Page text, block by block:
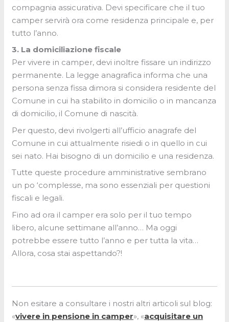
compagnia assicurativa. Devi specificare che il tuo
camper servirà ora come residenza principale e, per
tutto l’anno.
3. La domiciliazione fiscale
Per vivere in camper, devi inoltre fissare un indirizzo
permanente. La legge anagrafica informa che una
persona senza fissa dimora si considera residente del
Comune in cui ha stabilito in domicilio o in mancanza
di domicilio, il Comune di nascità.
Per questo, devi rivolgerti all’ufficio anagrafe del
Comune in cui attualmente risiedi o in quello in cui
sei nato. Hai bisogno di un domicilio e una residenza.
Tutte queste procedure amministrative sembrano
un po ‘complesse, ma sono essenziali per questioni
fiscali e legali.
Fino ad ora il camper era solo per il tuo tempo
libero, alcune settimane all’anno… Ma oggi
potrebbe essere tutto l’anno e per tutta la vita…
Allora, cosa stai aspettando?!
Non esitare a consultare i nostri altri articoli sul blog:
«vivere in pensione in camper», «acquisitare un